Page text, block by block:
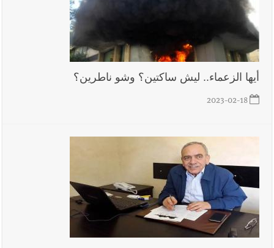
أيها الزعماء.. ليش ساكتين؟ وشو ناطرين؟
2023-02-18